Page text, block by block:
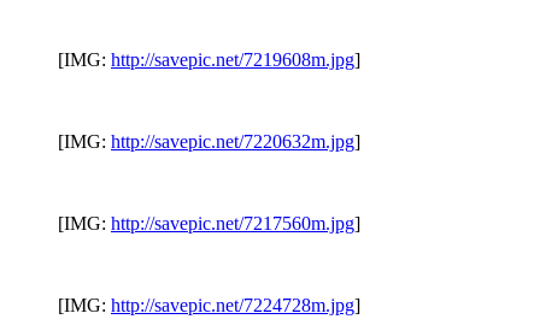
[IMG: http://savepic.net/7219608m.jpg]
[IMG: http://savepic.net/7220632m.jpg]
[IMG: http://savepic.net/7217560m.jpg]
[IMG: http://savepic.net/7224728m.jpg]